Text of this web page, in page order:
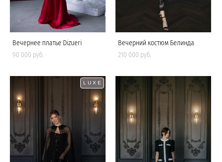
Вечернее платье Dizueri
90 000 pуб.
Вечерний костюм Белинда
210 000 pуб.
LUXE